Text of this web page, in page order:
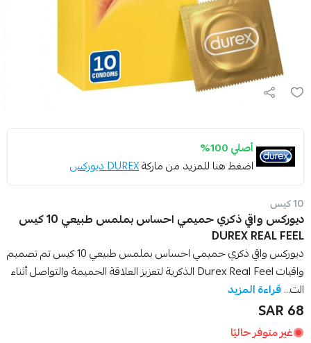
أصلي 100%
اضغط هنا للمزيد من ماركةDUREX ديوركس
10 كيس
ديوركس واقي ذكري حميمي احساس بملمس طبيعي 10 كيس
DUREX REAL FEEL
ديوركس واقي ذكري حميمي احساس بملمس طبيعي 10 كيس تم تصميم
واقيات Durex Real Feel الذكرية لتعزيز العلاقة الحميمة والتواصل أثناء
الت...قراءة المزيد
68 SAR
غير متوفر حاليًا